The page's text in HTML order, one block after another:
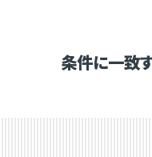
条件に一致